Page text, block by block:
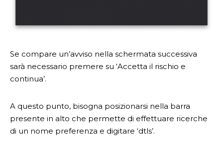
Se compare un’avviso nella schermata successiva
sarà necessario premere su ‘Accetta il rischio e
continua’.
A questo punto, bisogna posizionarsi nella barra
presente in alto che permette di effettuare ricerche
di un nome preferenza e digitare ‘dtls’.